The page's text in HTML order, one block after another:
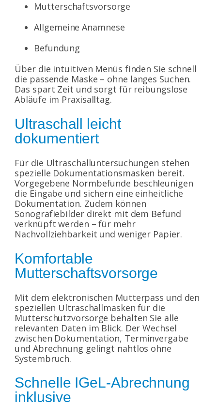
Mutterschaftsvorsorge
Allgemeine Anamnese
Befundung
Über die intuitiven Menüs finden Sie schnell
die passende Maske – ohne langes Suchen.
Das spart Zeit und sorgt für reibungslose
Abläufe im Praxisalltag.
Ultraschall leicht
dokumentiert
Für die Ultraschalluntersuchungen stehen
spezielle Dokumentationsmasken bereit.
Vorgegebene Normbefunde beschleunigen
die Eingabe und sichern eine einheitliche
Dokumentation. Zudem können
Sonografiebilder direkt mit dem Befund
verknüpft werden – für mehr
Nachvollziehbarkeit und weniger Papier.
Komfortable
Mutterschaftsvorsorge
Mit dem elektronischen Mutterpass und den
speziellen Ultraschallmasken für die
Mutterschutzvorsorge behalten Sie alle
relevanten Daten im Blick. Der Wechsel
zwischen Dokumentation, Terminvergabe
und Abrechnung gelingt nahtlos ohne
Systembruch.
Schnelle IGeL-Abrechnung
inklusive